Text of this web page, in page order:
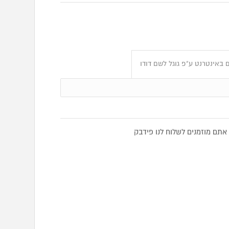
באינטרנט ע"פ גוגל לשם דודו
מוזמנים לשלוח לנו פידבק